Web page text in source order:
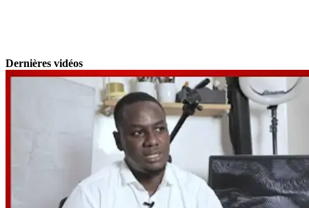
Dernières vidéos